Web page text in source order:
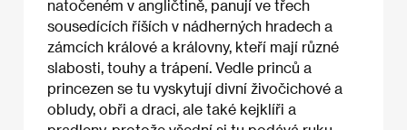
natočeném v angličtině, panují ve třech
sousedících říších v nádherných hradech a
zámcích králové a královny, kteří mají různé
slabosti, touhy a trápení. Vedle princů a
princezen se tu vyskytují divní živočichové a
obludy, obři a draci, ale také kejklíři a